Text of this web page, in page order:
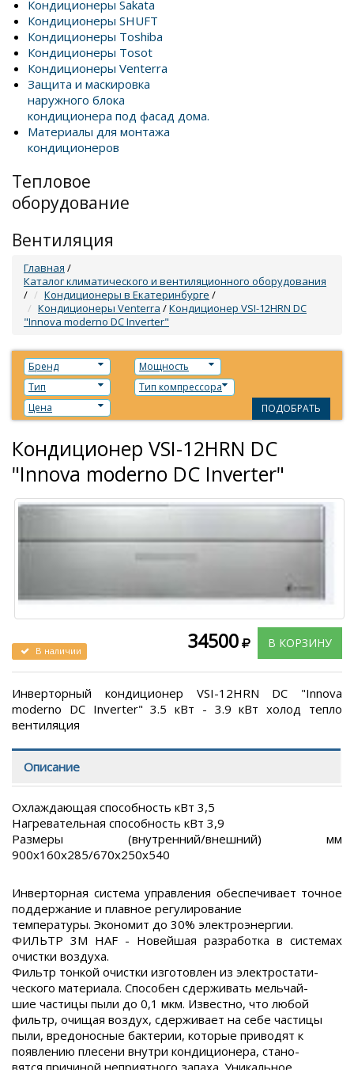
Кондиционеры Sakata
Кондиционеры SHUFT
Кондиционеры Toshiba
Кондиционеры Tosot
Кондиционеры Venterra
Защита и маскировка
наружного блока
кондиционера под фасад дома.
Материалы для монтажа
кондиционеров
Тепловое
оборудование
Вентиляция
Главная /
Каталог климатического и вентиляционного оборудования
/
Кондиционеры в Екатеринбурге /
Кондиционеры Venterra /Кондиционер VSI-12HRN DC
"Innova moderno DC Inverter"
Бренд
Мощность
Тип
Тип компрессора
Цена
ПОДОБРАТЬ
Кондиционер VSI-12HRN DC
"Innova moderno DC Inverter"
В КОРЗИНУ
34500
В наличии
Инверторный кондиционер VSI-12HRN DC "Innova
moderno DC Inverter" 3.5 кВт - 3.9 кВт холод тепло
вентиляция
Описание
Охлаждающая способность кВт 3,5
Нагревательная способность кВт 3,9
Размеры (внутренний/внешний) мм
900x160x285/670x250x540
Инверторная система управления обеспечивает точное
поддержание и плавное регулирование
температуры. Экономит до 30% электроэнергии.
ФИЛЬТР 3M HAF - Новейшая разработка в системах
очистки воздуха.
Фильтр тонкой очистки изготовлен из электростати-
ческого материала. Способен сдерживать мельчай-
шие частицы пыли до 0,1 мкм. Известно, что любой
фильтр, очищая воздух, сдерживает на себе частицы
пыли, вредоносные бактерии, которые приводят к
появлению плесени внутри кондиционера, стано-